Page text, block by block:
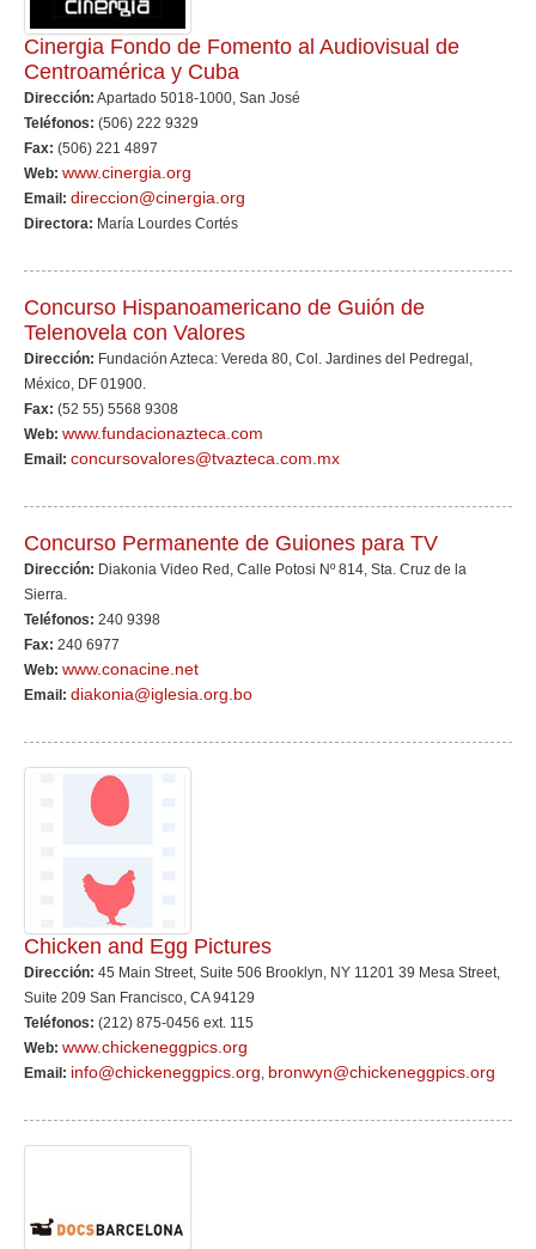
Cinergia Fondo de Fomento al Audiovisual de
Centroamérica y Cuba
Dirección: Apartado 5018-1000, San José
Teléfonos: (506) 222 9329
Fax: (506) 221 4897
Web: www.cinergia.org
Email: direccion@cinergia.org
Directora: María Lourdes Cortés
Concurso Hispanoamericano de Guión de
Telenovela con Valores
Dirección: Fundación Azteca: Vereda 80, Col. Jardines del Pedregal,
México, DF 01900.
Fax: (52 55) 5568 9308
Web: www.fundacionazteca.com
Email: concursovalores@tvazteca.com.mx
Concurso Permanente de Guiones para TV
Dirección: Diakonia Video Red, Calle Potosi Nº 814, Sta. Cruz de la
Sierra.
Teléfonos: 240 9398
Fax: 240 6977
Web: www.conacine.net
Email: diakonia@iglesia.org.bo
Chicken and Egg Pictures
Dirección: 45 Main Street, Suite 506 Brooklyn, NY 11201 39 Mesa Street,
Suite 209 San Francisco, CA 94129
Teléfonos: (212) 875-0456 ext. 115
Web: www.chickeneggpics.org
Email: info@chickeneggpics.org, bronwyn@chickeneggpics.org